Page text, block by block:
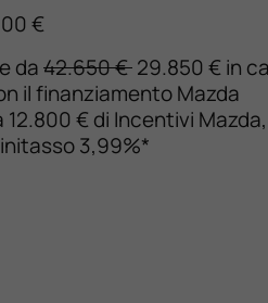
€
da42.650 €29.850 € in
il finanziamento Mazda
€ di Incentivi Mazda,
3,99%*